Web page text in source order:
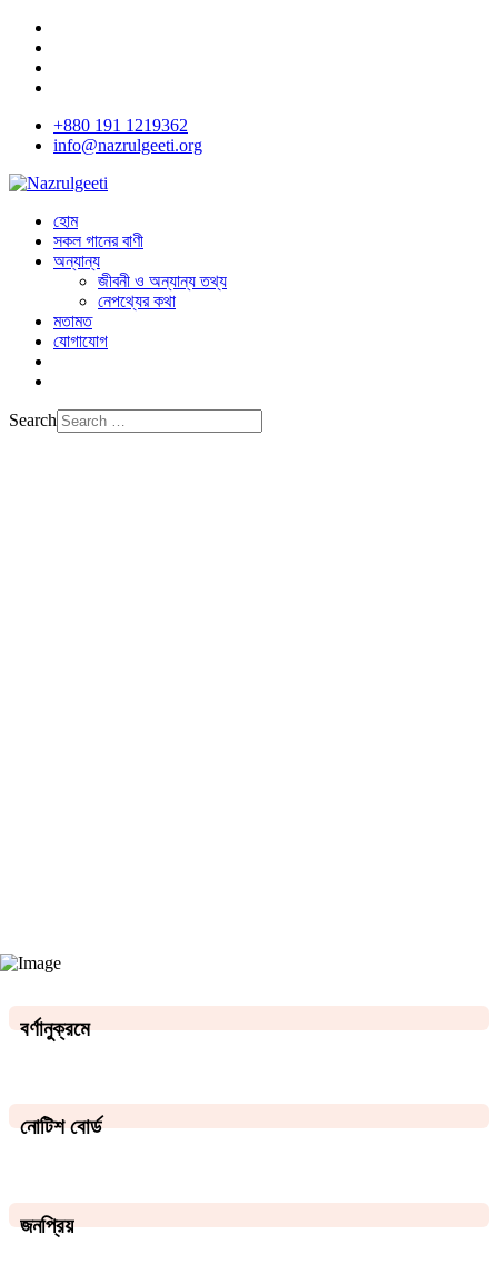
+880 191 1219362
info@nazrulgeeti.org
হোম
সকল গানের বাণী
অন্যান্য
জীবনী ও অন্যান্য তথ্য
নেপথ্যের কথা
মতামত
যোগাযোগ
Search
বর্ণানুক্রমে
নোটিশ বোর্ড
জনপ্রিয়